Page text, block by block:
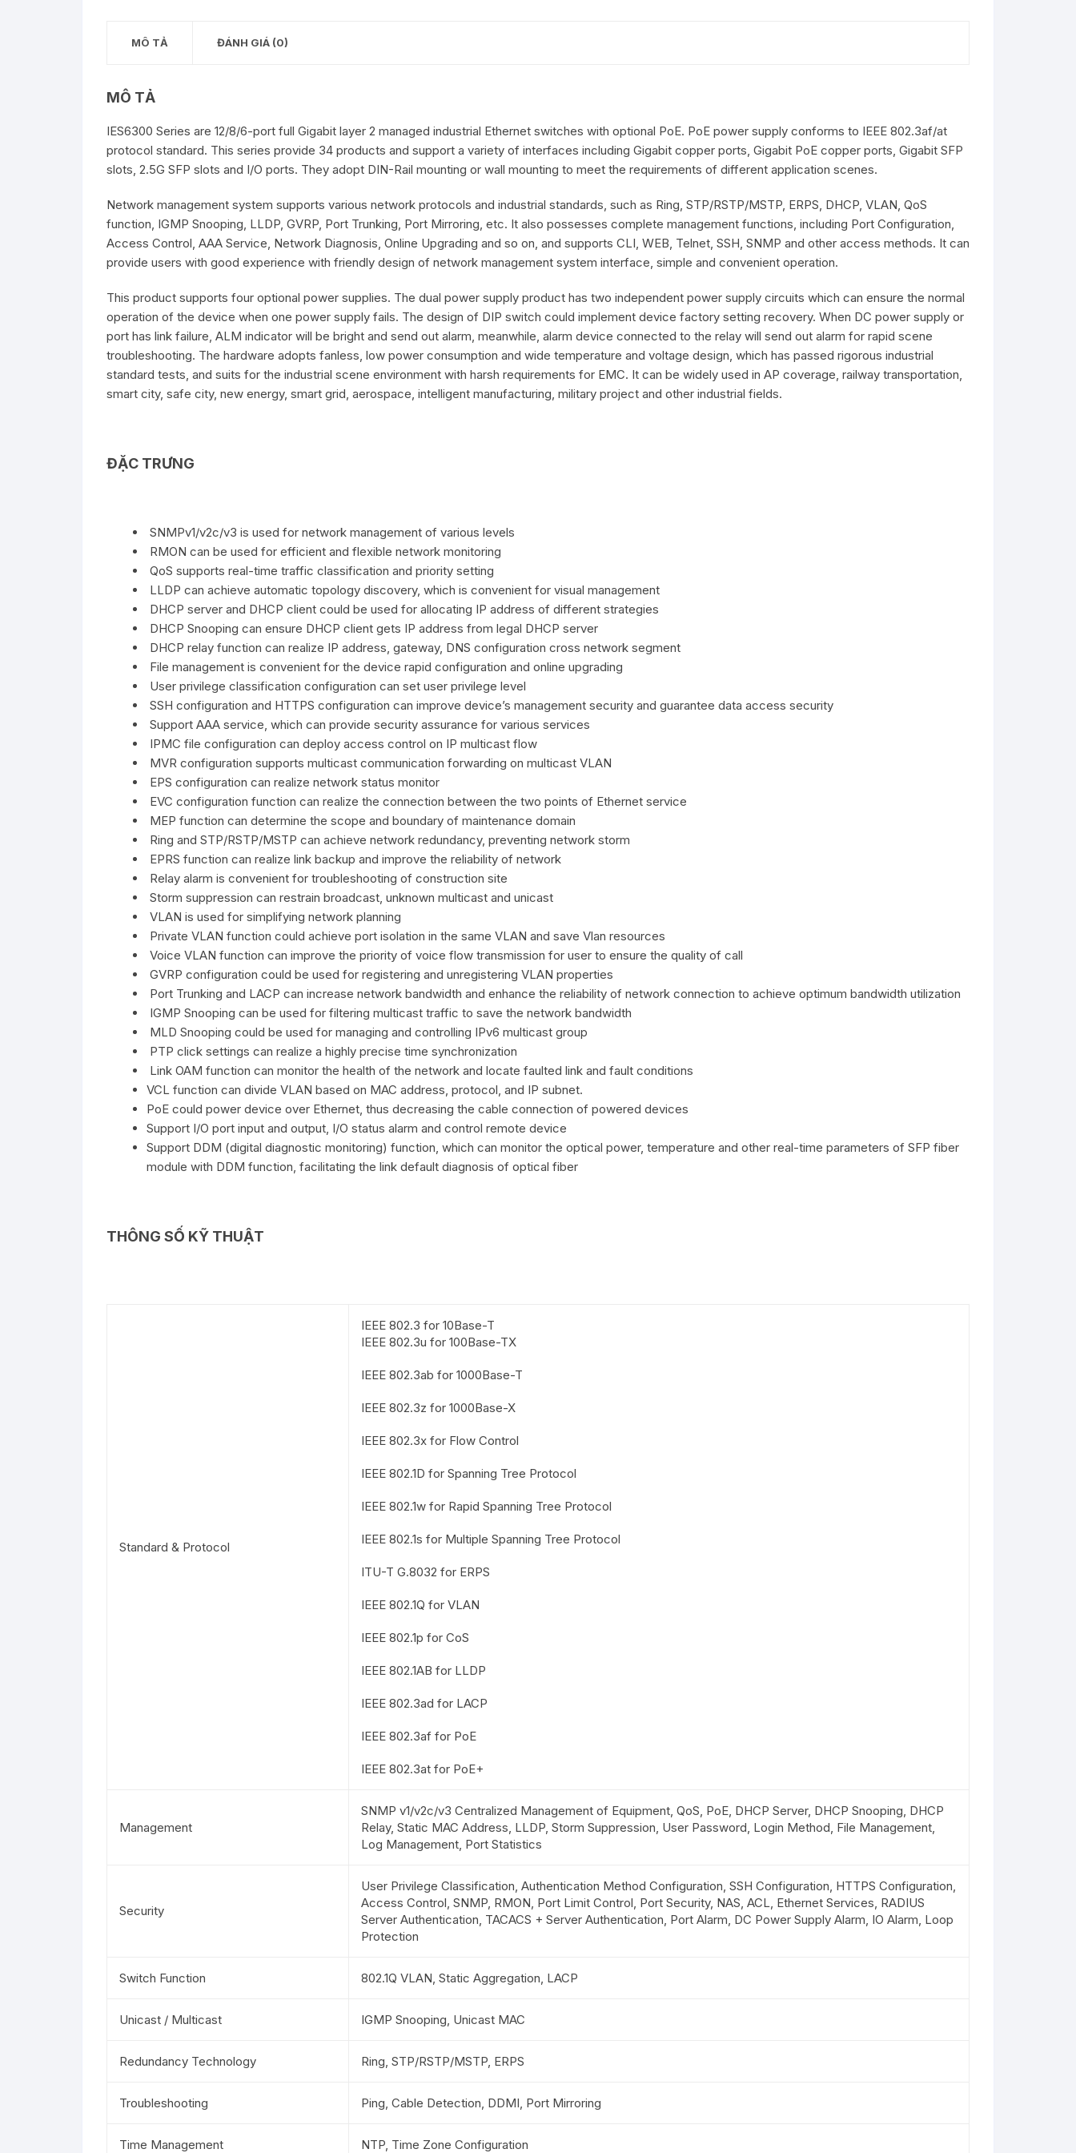
MÔ TẢ ĐÁNH GIÁ (0)
MÔ TẢ
IES6300 Series are 12/8/6-port full Gigabit layer 2 managed industrial Ethernet switches with optional PoE. PoE power supply conforms to IEEE 802.3af/at
protocol standard. This series provide 34 products and support a variety of interfaces including Gigabit copper ports, Gigabit PoE copper ports, Gigabit SFP
slots, 2.5G SFP slots and I/O ports. They adopt DIN-Rail mounting or wall mounting to meet the requirements of different application scenes.
Network management system supports various network protocols and industrial standards, such as Ring, STP/RSTP/MSTP, ERPS, DHCP, VLAN, QoS
function, IGMP Snooping, LLDP, GVRP, Port Trunking, Port Mirroring, etc. It also possesses complete management functions, including Port Configuration,
Access Control, AAA Service, Network Diagnosis, Online Upgrading and so on, and supports CLI, WEB, Telnet, SSH, SNMP and other access methods. It can
provide users with good experience with friendly design of network management system interface, simple and convenient operation.
This product supports four optional power supplies. The dual power supply product has two independent power supply circuits which can ensure the normal
operation of the device when one power supply fails. The design of DIP switch could implement device factory setting recovery. When DC power supply or
port has link failure, ALM indicator will be bright and send out alarm, meanwhile, alarm device connected to the relay will send out alarm for rapid scene
troubleshooting. The hardware adopts fanless, low power consumption and wide temperature and voltage design, which has passed rigorous industrial
standard tests, and suits for the industrial scene environment with harsh requirements for EMC. It can be widely used in AP coverage, railway transportation,
smart city, safe city, new energy, smart grid, aerospace, intelligent manufacturing, military project and other industrial fields.
ĐẶC TRƯNG
SNMPv1/v2c/v3 is used for network management of various levels
RMON can be used for efficient and flexible network monitoring
QoS supports real-time traffic classification and priority setting
LLDP can achieve automatic topology discovery, which is convenient for visual management
DHCP server and DHCP client could be used for allocating IP address of different strategies
DHCP Snooping can ensure DHCP client gets IP address from legal DHCP server
DHCP relay function can realize IP address, gateway, DNS configuration cross network segment
File management is convenient for the device rapid configuration and online upgrading
User privilege classification configuration can set user privilege level
SSH configuration and HTTPS configuration can improve device’s management security and guarantee data access security
Support AAA service, which can provide security assurance for various services
IPMC file configuration can deploy access control on IP multicast flow
MVR configuration supports multicast communication forwarding on multicast VLAN
EPS configuration can realize network status monitor
EVC configuration function can realize the connection between the two points of Ethernet service
MEP function can determine the scope and boundary of maintenance domain
Ring and STP/RSTP/MSTP can achieve network redundancy, preventing network storm
EPRS function can realize link backup and improve the reliability of network
Relay alarm is convenient for troubleshooting of construction site
Storm suppression can restrain broadcast, unknown multicast and unicast
VLAN is used for simplifying network planning
Private VLAN function could achieve port isolation in the same VLAN and save Vlan resources
Voice VLAN function can improve the priority of voice flow transmission for user to ensure the quality of call
GVRP configuration could be used for registering and unregistering VLAN properties
Port Trunking and LACP can increase network bandwidth and enhance the reliability of network connection to achieve optimum bandwidth utilization
IGMP Snooping can be used for filtering multicast traffic to save the network bandwidth
MLD Snooping could be used for managing and controlling IPv6 multicast group
PTP click settings can realize a highly precise time synchronization
Link OAM function can monitor the health of the network and locate faulted link and fault conditions
VCL function can divide VLAN based on MAC address, protocol, and IP subnet.
PoE could power device over Ethernet, thus decreasing the cable connection of powered devices
Support I/O port input and output, I/O status alarm and control remote device
Support DDM (digital diagnostic monitoring) function, which can monitor the optical power, temperature and other real-time parameters of SFP fiber
module with DDM function, facilitating the link default diagnosis of optical fiber
THÔNG SỐ KỸ THUẬT
Standard & Protocol
IEEE 802.3 for 10Base-T
IEEE 802.3u for 100Base-TX
IEEE 802.3ab for 1000Base-T
IEEE 802.3z for 1000Base-X
IEEE 802.3x for Flow Control
IEEE 802.1D for Spanning Tree Protocol
IEEE 802.1w for Rapid Spanning Tree Protocol
IEEE 802.1s for Multiple Spanning Tree Protocol
ITU-T G.8032 for ERPS
IEEE 802.1Q for VLAN
IEEE 802.1p for CoS
IEEE 802.1AB for LLDP
IEEE 802.3ad for LACP
IEEE 802.3af for PoE
IEEE 802.3at for PoE+
Management
SNMP v1/v2c/v3 Centralized Management of Equipment, QoS, PoE, DHCP Server, DHCP Snooping, DHCP
Relay, Static MAC Address, LLDP, Storm Suppression, User Password, Login Method, File Management,
Log Management, Port Statistics
Security
User Privilege Classification, Authentication Method Configuration, SSH Configuration, HTTPS Configuration,
Access Control, SNMP, RMON, Port Limit Control, Port Security, NAS, ACL, Ethernet Services, RADIUS
Server Authentication, TACACS + Server Authentication, Port Alarm, DC Power Supply Alarm, IO Alarm, Loop
Protection
Switch Function 802.1Q VLAN, Static Aggregation, LACP
Unicast / Multicast IGMP Snooping, Unicast MAC
Redundancy Technology Ring, STP/RSTP/MSTP, ERPS
Troubleshooting Ping, Cable Detection, DDMI, Port Mirroring
Time Management NTP, Time Zone Configuration